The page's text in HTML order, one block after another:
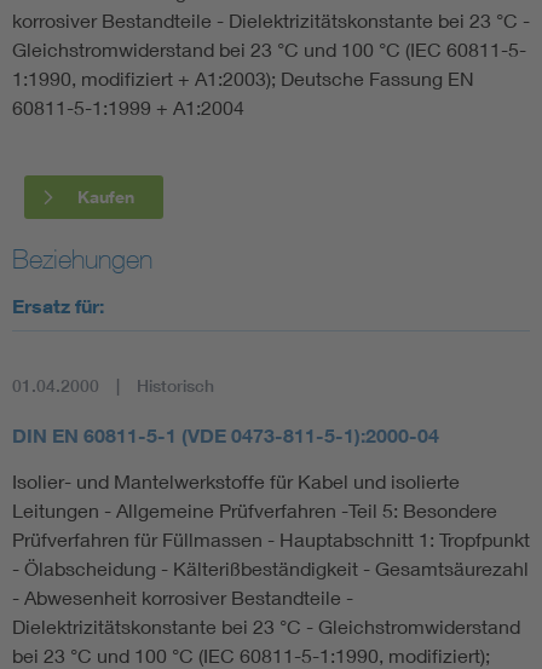
Cybersecurity in der Industrieautomatisierung
DIN VDE 0100 für sichere Elektroinstallationen
korrosiver Bestandteile - Dielektrizitätskonstante bei 23 °C -
Gleichstromwiderstand bei 23 °C und 100 °C (IEC 60811-5-
1:1990, modifiziert + A1:2003); Deutsche Fassung EN
60811-5-1:1999 + A1:2004
Kaufen
Beziehungen
Ersatz für:
01.04.2000 Historisch
DIN EN 60811-5-1 (VDE 0473-811-5-1):2000-04
Isolier- und Mantelwerkstoffe für Kabel und isolierte
Leitungen - Allgemeine Prüfverfahren -Teil 5: Besondere
Prüfverfahren für Füllmassen - Hauptabschnitt 1: Tropfpunkt
- Ölabscheidung - Kälterißbeständigkeit - Gesamtsäurezahl
- Abwesenheit korrosiver Bestandteile -
Dielektrizitätskonstante bei 23 °C - Gleichstromwiderstand
bei 23 °C und 100 °C (IEC 60811-5-1:1990, modifiziert);